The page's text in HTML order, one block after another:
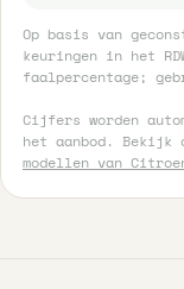
Op basis van
keuringen in het
faalpercentage;
Cijfers worden
het aanbod. Bekijk
modellen van